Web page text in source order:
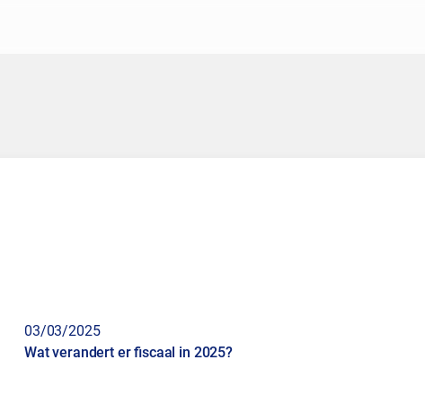
03/03/2025
Wat verandert er fiscaal in 2025?